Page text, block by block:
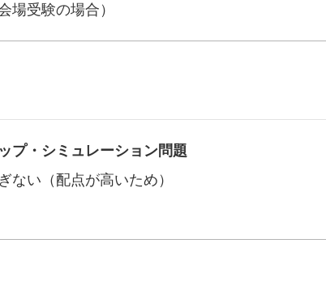
場受験の場合）
プ・シミュレーション問題
ない（配点が高いため）